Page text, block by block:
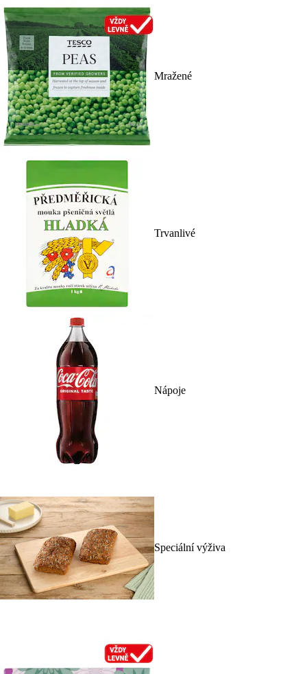
Mražené
Trvanlivé
Nápoje
Speciální výživa